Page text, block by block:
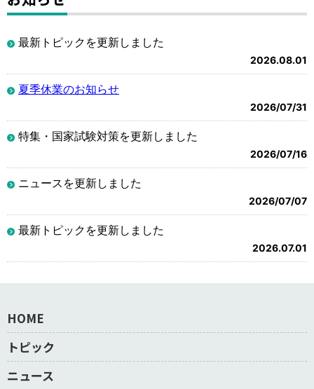
最新トピックを更新しました
2026.08.01
夏季休業のお知らせ
2026/07/31
特集・国家試験対策を更新しました
2026/07/16
ニュースを更新しました
2026/07/07
最新トピックを更新しました
2026.07.01
HOME
トピック
ニュース